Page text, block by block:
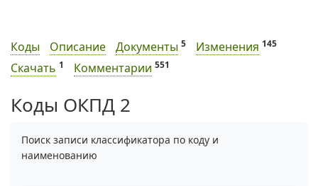
Коды Описание Документы 5 Изменения 145
Скачать 1 Комментарии 551
Коды ОКПД 2
Поиск записи классификатора по коду и
наименованию